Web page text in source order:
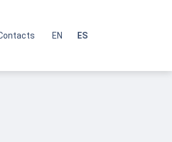
EN ES